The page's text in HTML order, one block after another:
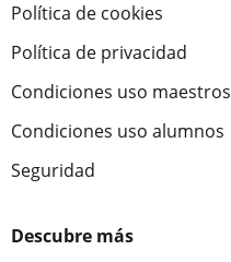
Política de cookies
Política de privacidad
Condiciones uso maestros
Condiciones uso alumnos
Seguridad
Descubre más